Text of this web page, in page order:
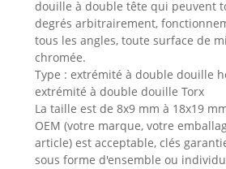
douille à double tête qui peuvent
degrés arbitrairement,
tous les angles, toute surface de
chromée.
Type : extrémité à double douille
extrémité à double douille Torx
La taille est de 8x9 mm à 18x19
OEM (votre marque, votre
article) est acceptable, clés
sous forme d'ensemble ou